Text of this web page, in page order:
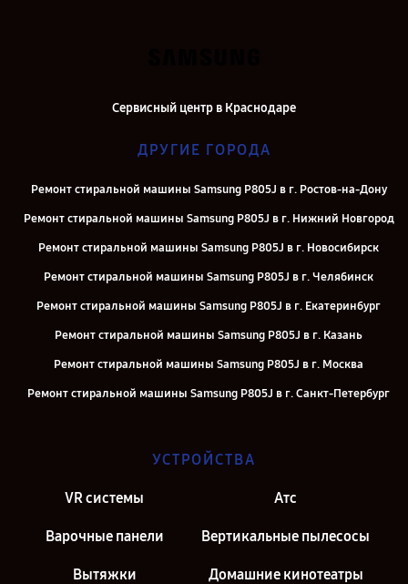
Сервисный центр в Краснодаре
ДРУГИЕ ГОРОДА
Ремонт стиральной машины Samsung P805J в г. Ростов-на-Дону
Ремонт стиральной машины Samsung P805J в г. Нижний Новгород
Ремонт стиральной машины Samsung P805J в г. Новосибирск
Ремонт стиральной машины Samsung P805J в г. Челябинск
Ремонт стиральной машины Samsung P805J в г. Екатеринбург
Ремонт стиральной машины Samsung P805J в г. Казань
Ремонт стиральной машины Samsung P805J в г. Москва
Ремонт стиральной машины Samsung P805J в г. Санкт-Петербург
УСТРОЙСТВА
VR системы Атс
Варочные панели Вертикальные пылесосы
Вытяжки Домашние кинотеатры